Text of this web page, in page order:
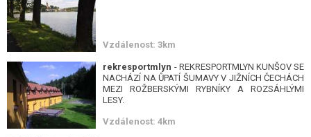
Vzdálenost: 3km
rekresportmlyn - REKRESPORTMLYN KUNŠOV SE
NACHÁZÍ NA ŮPATÍ ŠUMAVY V JIŽNÍCH ČECHÁCH
MEZI ROŽBERSKÝMI RYBNÍKY A ROZSÁHLÝMI
LESY.
Vzdálenost: 4km